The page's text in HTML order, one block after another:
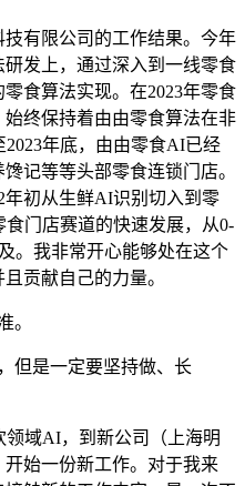
有限公司的工作结果。今年
发上，通过深入到一线零食
食算法实现。在2023年零食
终保持着由由零食算法在非
年底，由由零食AI已经
记等等头部零食连锁门店。
年初从生鲜AI识别切入到零
门店赛道的快速发展，从0-
。我非常开心能够处在这个
贡献自己的力量。
。
但是一定要坚持做、长
域AI，到新公司（上海明
始一份新工作。对于我来